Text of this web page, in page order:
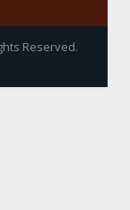
Reserved.